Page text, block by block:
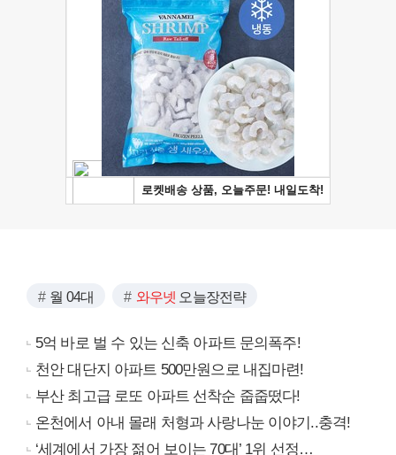
월 04대 와우넷 오늘장전략
5억 바로 벌 수 있는 신축 아파트 문의폭주!
천안 대단지 아파트 500만원으로 내집마련!
부산 최고급 로또 아파트 선착순 줍줍떴다!
온천에서 아내 몰래 처형과 사랑나눈 이야기..충격!
‘세계에서 가장 젊어 보이는 70대’ 1위 선정…